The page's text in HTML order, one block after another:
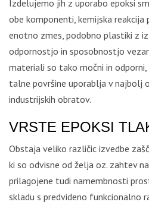
Izdelujemo jih z uporabo epoksi
obe komponenti, kemijska reakcija
enotno zmes, podobno plastiki z
odpornostjo in sposobnostjo
materiali so tako močni in
talne površine uporablja v najbolj
industrijskih obratov.
VRSTE EPOKSI
Obstaja veliko različic izvedbe
ki so odvisne od želja oz. zahtev
prilagojene tudi namembnosti
skladu s predvideno funkcionalno